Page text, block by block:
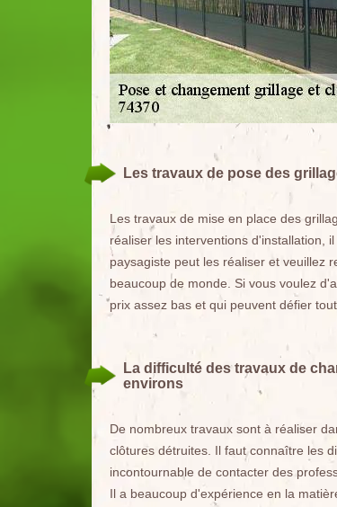
Les travaux de pose des
Les travaux de mise en place des
réaliser les interventions d'installation,
paysagiste peut les réaliser et veuillez
beaucoup de monde. Si vous voulez
prix assez bas et qui peuvent défier
La difficulté des travaux de
environs
De nombreux travaux sont à réaliser
clôtures détruites. Il faut connaître les
incontournable de contacter des
Il a beaucoup d'expérience en la